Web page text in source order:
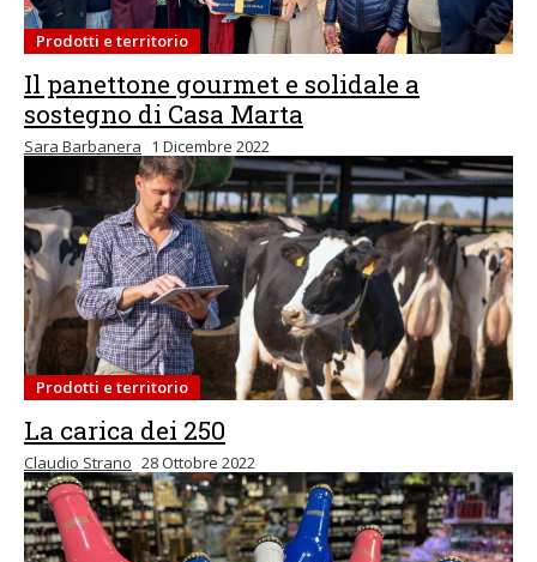
Prodotti e territorio
Il panettone gourmet e solidale a
sostegno di Casa Marta
Sara Barbanera 1 Dicembre 2022
Prodotti e territorio
La carica dei 250
Claudio Strano 28 Ottobre 2022